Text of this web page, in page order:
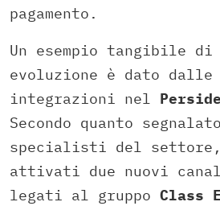
pagamento.
Un esempio tangibile di
evoluzione è dato dalle
integrazioni nel
Secondo quanto
specialisti del
attivati due nuovi
legati al gruppo Class